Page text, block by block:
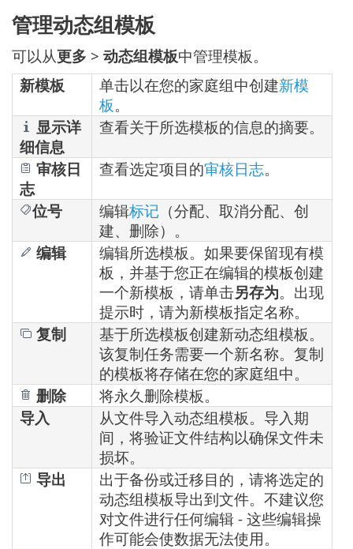
管理动态组模板
可以从更多 > 动态组模板中管理模板。
新模板
单击以在您的家庭组中创建新模
板。
显示详
细信息
查看关于所选模板的信息的摘要。
审核日
志
查看选定项目的审核日志。
位号 编辑标记 （分配、取消分配、创
建、删除）。
编辑
编辑所选模板。如果要保留现有模
板，并基于您正在编辑的模板创建
一个新模板，请单击另存为。出现
提示时，请为新模板指定名称。
复制
基于所选模板创建新动态组模板。
该复制任务需要一个新名称。复制
的模板将存储在您的家庭组中。
删除
将永久删除模板。
导入
从文件导入动态组模板。导入期
间，将验证文件结构以确保文件未
损坏。
导出
出于备份或迁移目的，请将选定的
动态组模板导出到文件。不建议您
对文件进行任何编辑 - 这些编辑操
作可能会使数据无法使用。